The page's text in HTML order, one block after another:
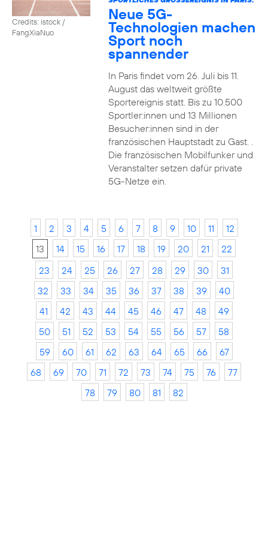
Credits: istock /
FangXiaNuo
Neue 5G-
Technologien machen
Sport noch
spannender
In Paris findet vom 26. Juli bis 11.
August das weltweit größte
Sportereignis statt. Bis zu 10.500
Sportler:innen und 13 Millionen
Besucher:innen sind in der
französischen Hauptstadt zu Gast. .
Die französischen Mobilfunker und
Veranstalter setzen dafür private
5G-Netze ein.
1 2 3 4 5 6 7 8 9 10 11
12
13
14 15 16 17 18 19 20 21
22
23
24 25 26 27 28 29 30
31
32
33 34 35 36 37 38 39
40
41
42 43 44 45 46 47 48
49
50
51 52 53 54 55 56 57
58
59
60 61 62 63 64 65 66
67
68
69 70 71 72 73 74 75 76
77
78
79 80 81 82